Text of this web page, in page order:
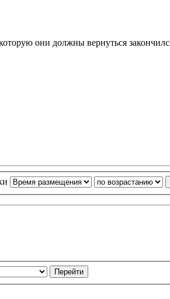
они должны вернуться